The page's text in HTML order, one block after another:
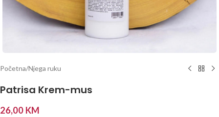
Početna/Njega ruku
Patrisa Krem-mus
26,00 KM